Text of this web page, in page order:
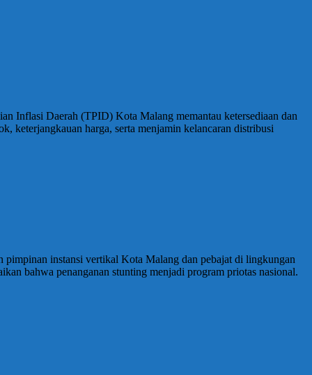
Inflasi Daerah (TPID) Kota Malang memantau ketersediaan dan
keterjangkauan harga, serta menjamin kelancaran distribusi
instansi vertikal Kota Malang dan pebajat di lingkungan
bahwa penanganan stunting menjadi program priotas nasional.